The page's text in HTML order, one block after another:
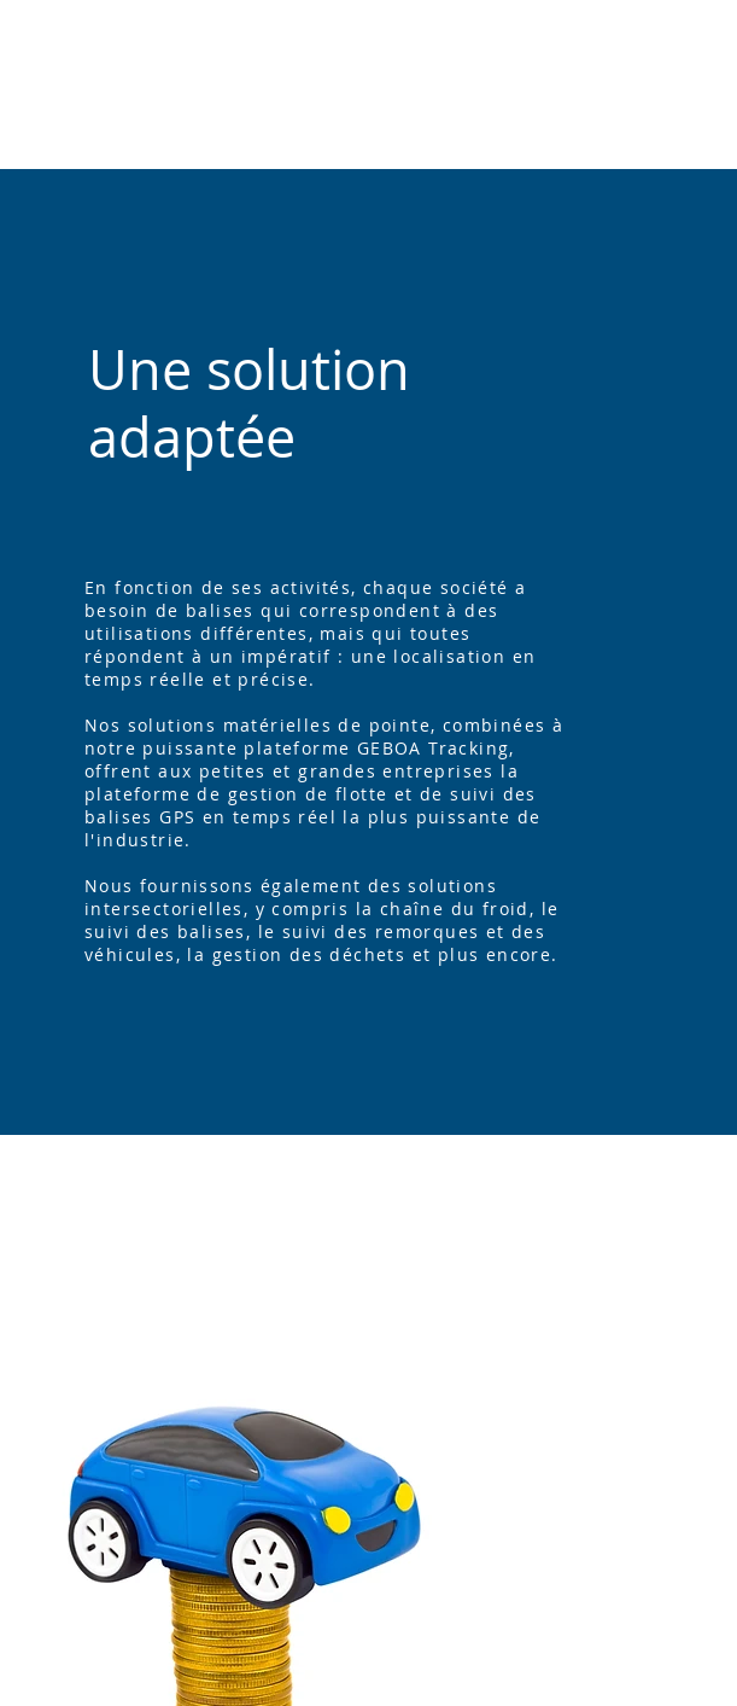
Une solution
adaptée
En fonction de ses activités, chaque société a
besoin de balises qui correspondent à des
utilisations différentes, mais qui toutes
répondent à un impératif : une localisation en
temps réelle et précise.
Nos solutions matérielles de pointe, combinées à
notre puissante plateforme GEBOA Tracking,
offrent aux petites et grandes entreprises la
plateforme de gestion de flotte et de suivi des
balises GPS en temps réel la plus puissante de
l'industrie.
Nous fournissons également des solutions
intersectorielles, y compris la chaîne du froid, le
suivi des balises, le suivi des remorques et des
véhicules, la gestion des déchets et plus encore.